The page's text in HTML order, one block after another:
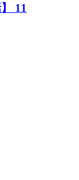
11